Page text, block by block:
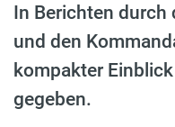
In Berichten durch
und den
kompakter
gegeben.